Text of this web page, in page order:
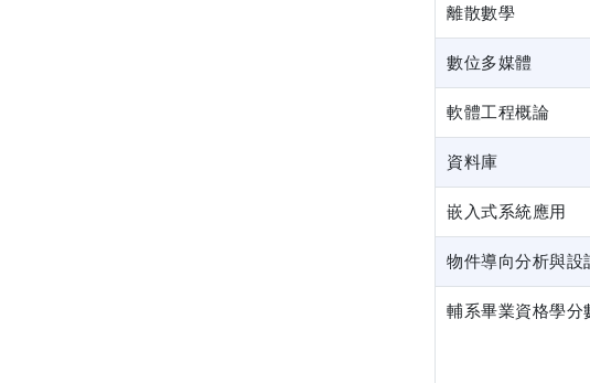
離散數學
數位多媒體
軟體工程概論
資料庫
嵌入式系統應用
物件導向分析與設
輔系畢業資格學分